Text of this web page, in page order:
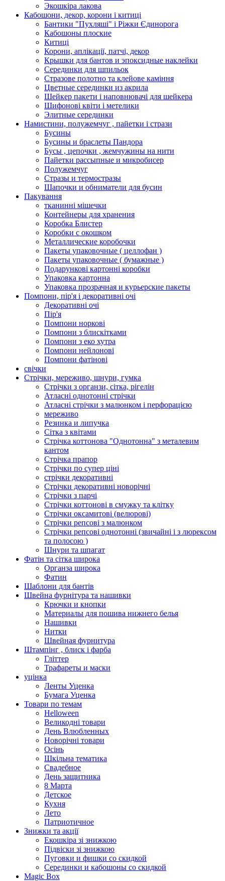
Экошкiра лакова
Кабошони, декор, корони і китиці
Бантики "Пухляші" і Ріжки Єдинорога
Кабошоны плоские
Китиці
Корони, аплікації, патчі, декор
Крышки для бантов и эпоксидные наклейки
Серединки для шпильок
Стразове полотно та клейове каміння
Цветные серединки из акрила
Шейкер пакети і наповнювачі для шейкера
Шифонові квіти і метелики
Элитные серединки
Намистини, полужемчуг , пайетки і стрази
Бусины
Бусины и браслеты Пандора
Бусы , цепочки , жемчужины на нити
Пайетки рассыпные и микробисер
Полужемчуг
Стразы и термостразы
Шапочки и обниматели для бусин
Пакування
тканинні мішечки
Контейнеры для хранения
Коробка Блистер
Коробки с окошком
Металлические коробочки
Пакеты упаковочные ( целлофан )
Пакеты упаковочные ( бумажные )
Подарункові картонні коробки
Упаковка картонна
Упаковка прозрачная и курьерские пакеты
Помпони, пір'я і декоративні очі
Декоративні очі
Пір'я
Помпони норкові
Помпони з блискітками
Помпони з еко хутра
Помпони нейлонові
Помпони фатінові
свічки
Стрічки, мереживо, шнури, гумка
Стрічки з органзи, сітка, рігелін
Атласні однотонні стрічки
Атласні стрічки з малюнком і перфорацією
мереживо
Резинка и липучка
Сітка з квітами
Стрічка коттонова "Однотонна" з металевим
кантом
Стрічка прапор
Стрічки по супер ціні
стрічки декоративні
Стрічки декоративні новорічні
Стрічки з парчі
Стрічки коттонові в смужку та клітку
Стрічки оксамитові (велюрові)
Стрічки репсові з малюнком
Стрічки репсові однотонні (звичайні і з люрексом
та полосою )
Шнури та шпагат
Фатін та сітка широка
Органза широка
Фатин
Шаблони для бантів
Швейна фурнітура та нашивки
Крючки и кнопки
Материалы для пошива нижнего белья
Нашивки
Нитки
Швейная фурнитура
Штампінг , блиск і фарба
Гліттер
Трафареты и маски
уцінка
Ленты Уценка
Бумага Уценка
Товари по темам
Helloween
Великодні товари
День Влюбленных
Новорічні товари
Осінь
Шкільна тематика
Свадебное
День защитника
8 Марта
Детское
Кухня
Лето
Патриотичное
Знижки та акції
Екошкіра зі знижкою
Підвіски зі знижкою
Пуговки и фишки со скидкой
Серединки и кабошоны со скидкой
Magic Box